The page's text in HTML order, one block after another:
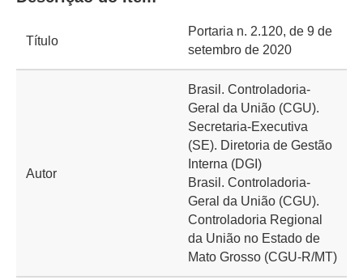
Título
Portaria n. 2.120, de 9 de
setembro de 2020
Autor
Brasil. Controladoria-
Geral da União (CGU).
Secretaria-Executiva
(SE). Diretoria de Gestão
Interna (DGI)
Brasil. Controladoria-
Geral da União (CGU).
Controladoria Regional
da União no Estado de
Mato Grosso (CGU-R/MT)